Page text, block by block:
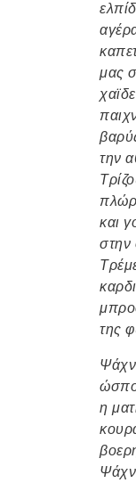
μας
την
και
στην
της
η